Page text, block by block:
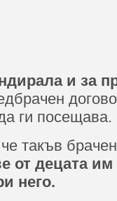
и за
ги посещава.
такъв
от децата им
него.